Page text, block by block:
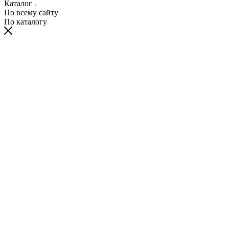
Каталог
По всему сайту
По каталогу